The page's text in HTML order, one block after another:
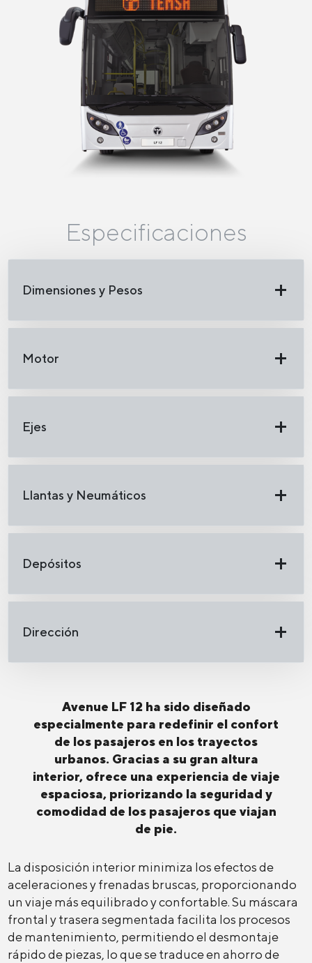
Especificaciones
Dimensiones y Pesos
Motor
Ejes
Llantas y Neumáticos
Depósitos
Dirección
Avenue LF 12 ha sido diseñado
especialmente para redefinir el confort
de los pasajeros en los trayectos
urbanos. Gracias a su gran altura
interior, ofrece una experiencia de viaje
espaciosa, priorizando la seguridad y
comodidad de los pasajeros que viajan
de pie.
La disposición interior minimiza los efectos de
aceleraciones y frenadas bruscas, proporcionando
un viaje más equilibrado y confortable. Su máscara
frontal y trasera segmentada facilita los procesos
de mantenimiento, permitiendo el desmontaje
rápido de piezas, lo que se traduce en ahorro de